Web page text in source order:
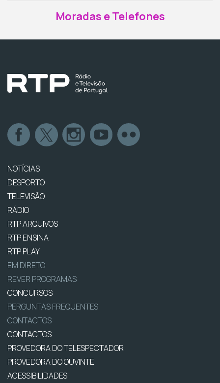
Moradas e Telefones
NOTÍCIAS
DESPORTO
TELEVISÃO
RÁDIO
RTP ARQUIVOS
RTP ENSINA
RTP PLAY
EM DIRETO
REVER PROGRAMAS
CONCURSOS
PERGUNTAS FREQUENTES
CONTACTOS
CONTACTOS
PROVEDORA DO TELESPECTADOR
PROVEDORA DO OUVINTE
ACESSIBILIDADES